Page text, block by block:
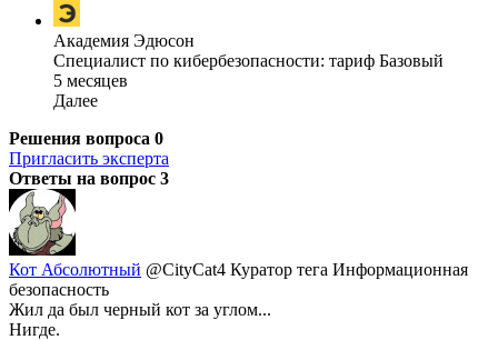
Академия Эдюсон
Специалист по кибербезопасности: тариф Базовый
5 месяцев
Далее
Решения вопроса 0
Пригласить эксперта
Ответы на вопрос 3
Кот Абсолютный @CityCat4 Куратор тега Информационная
безопасность
Жил да был черный кот за углом...
Нигде.